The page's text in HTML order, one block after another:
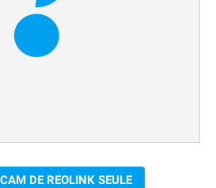
DE REOLINK SEULE